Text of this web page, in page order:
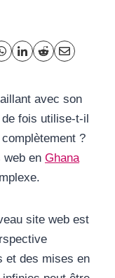
avec son
fois utilise-t-il
?
web en Ghana
site web est
et des mises en